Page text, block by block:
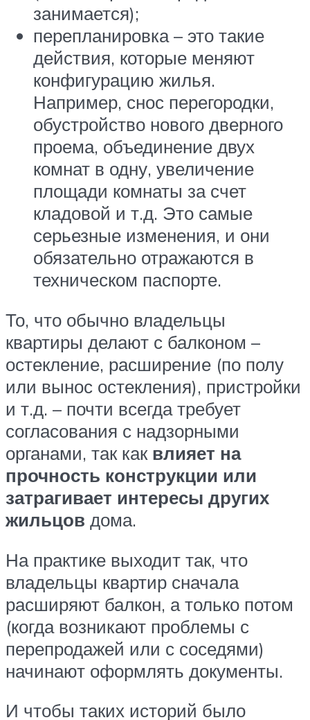
занимается);
перепланировка – это такие
действия, которые меняют
конфигурацию жилья.
Например, снос перегородки,
обустройство нового дверного
проема, объединение двух
комнат в одну, увеличение
площади комнаты за счет
кладовой и т.д. Это самые
серьезные изменения, и они
обязательно отражаются в
техническом паспорте.
То, что обычно владельцы
квартиры делают с балконом –
остекление, расширение (по полу
или вынос остекления), пристройки
и т.д. – почти всегда требует
согласования с надзорными
органами, так как влияет на
прочность конструкции или
затрагивает интересы других
жильцов дома.
На практике выходит так, что
владельцы квартир сначала
расширяют балкон, а только потом
(когда возникают проблемы с
перепродажей или с соседями)
начинают оформлять документы.
И чтобы таких историй было